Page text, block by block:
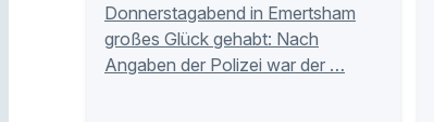
Donnerstagabend in Emertsham
großes Glück gehabt: Nach
Angaben der Polizei war der …